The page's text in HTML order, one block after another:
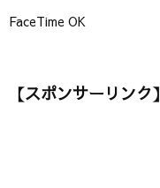
FaceTime OK
【スポンサーリンク】